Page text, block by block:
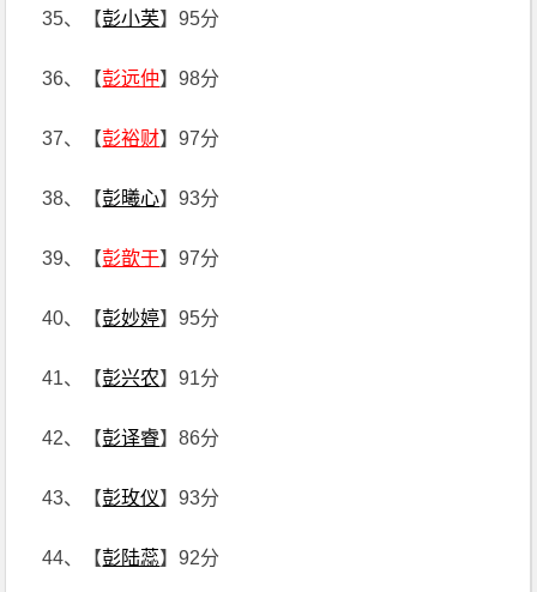
35、【彭小芙】95分
36、【彭远仲】98分
37、【彭裕财】97分
38、【彭曦心】93分
39、【彭歆于】97分
40、【彭妙婷】95分
41、【彭兴农】91分
42、【彭译睿】86分
43、【彭玫仪】93分
44、【彭陆蕊】92分